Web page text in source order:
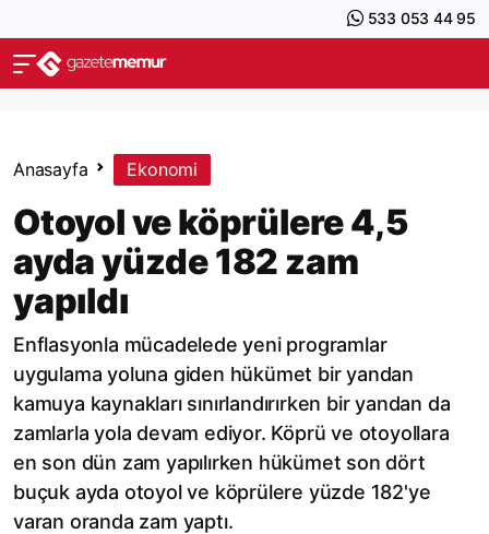
533 053 44 95
Anasayfa Ekonomi
Otoyol ve köprülere 4,5
ayda yüzde 182 zam
yapıldı
Enflasyonla mücadelede yeni programlar
uygulama yoluna giden hükümet bir yandan
kamuya kaynakları sınırlandırırken bir yandan da
zamlarla yola devam ediyor. Köprü ve otoyollara
en son dün zam yapılırken hükümet son dört
buçuk ayda otoyol ve köprülere yüzde 182'ye
varan oranda zam yaptı.